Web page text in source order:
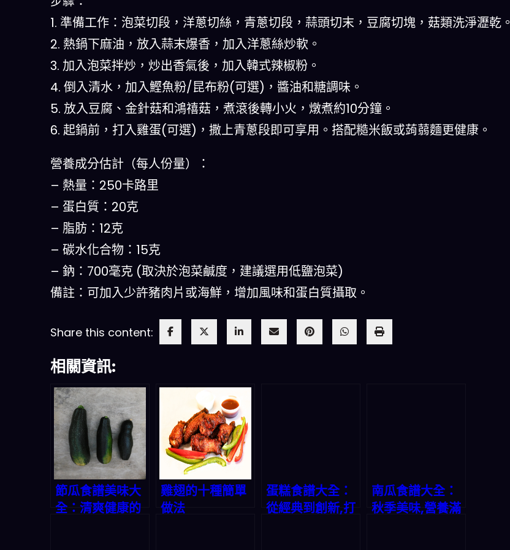
1. 準備工作：泡菜切段，洋蔥切絲，青蔥切段，蒜頭切末，豆腐切塊，菇類洗淨瀝乾。
2. 熱鍋下麻油，放入蒜末爆香，加入洋蔥絲炒軟。
3. 加入泡菜拌炒，炒出香氣後，加入韓式辣椒粉。
4. 倒入清水，加入鰹魚粉/昆布粉(可選)，醬油和糖調味。
5. 放入豆腐、金針菇和鴻禧菇，煮滾後轉小火，燉煮約10分鐘。
6. 起鍋前，打入雞蛋(可選)，撒上青蔥段即可享用。搭配糙米飯或蒟蒻麵更健康。
營養成分估計（每人份量）：
– 熱量：250卡路里
– 蛋白質：20克
– 脂肪：12克
– 碳水化合物：15克
– 鈉：700毫克 (取決於泡菜鹹度，建議選用低鹽泡菜)
備註：可加入少許豬肉片或海鮮，增加風味和蛋白質攝取。
Share this content:
相關資訊:
節瓜食譜美味大
全：清爽健康的
雞翅的十種簡單
做法
蛋糕食譜大全：
從經典到創新,打
南瓜食譜大全：
秋季美味,營養滿